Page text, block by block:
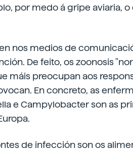
por medo á gripe aviaria,
nos medios de
De feito, os zoonosis
máis preocupan aos
En concreto, as
e Campylobacter son as
de infección son os